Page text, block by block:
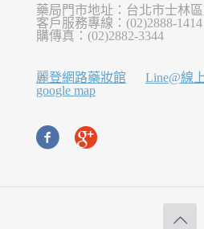
藥局門市地址：台北市士林
客戶服務專線：(02)2888-
購傳真：(02)2882-3344
麗登網路藥妝館 Line@線
google map